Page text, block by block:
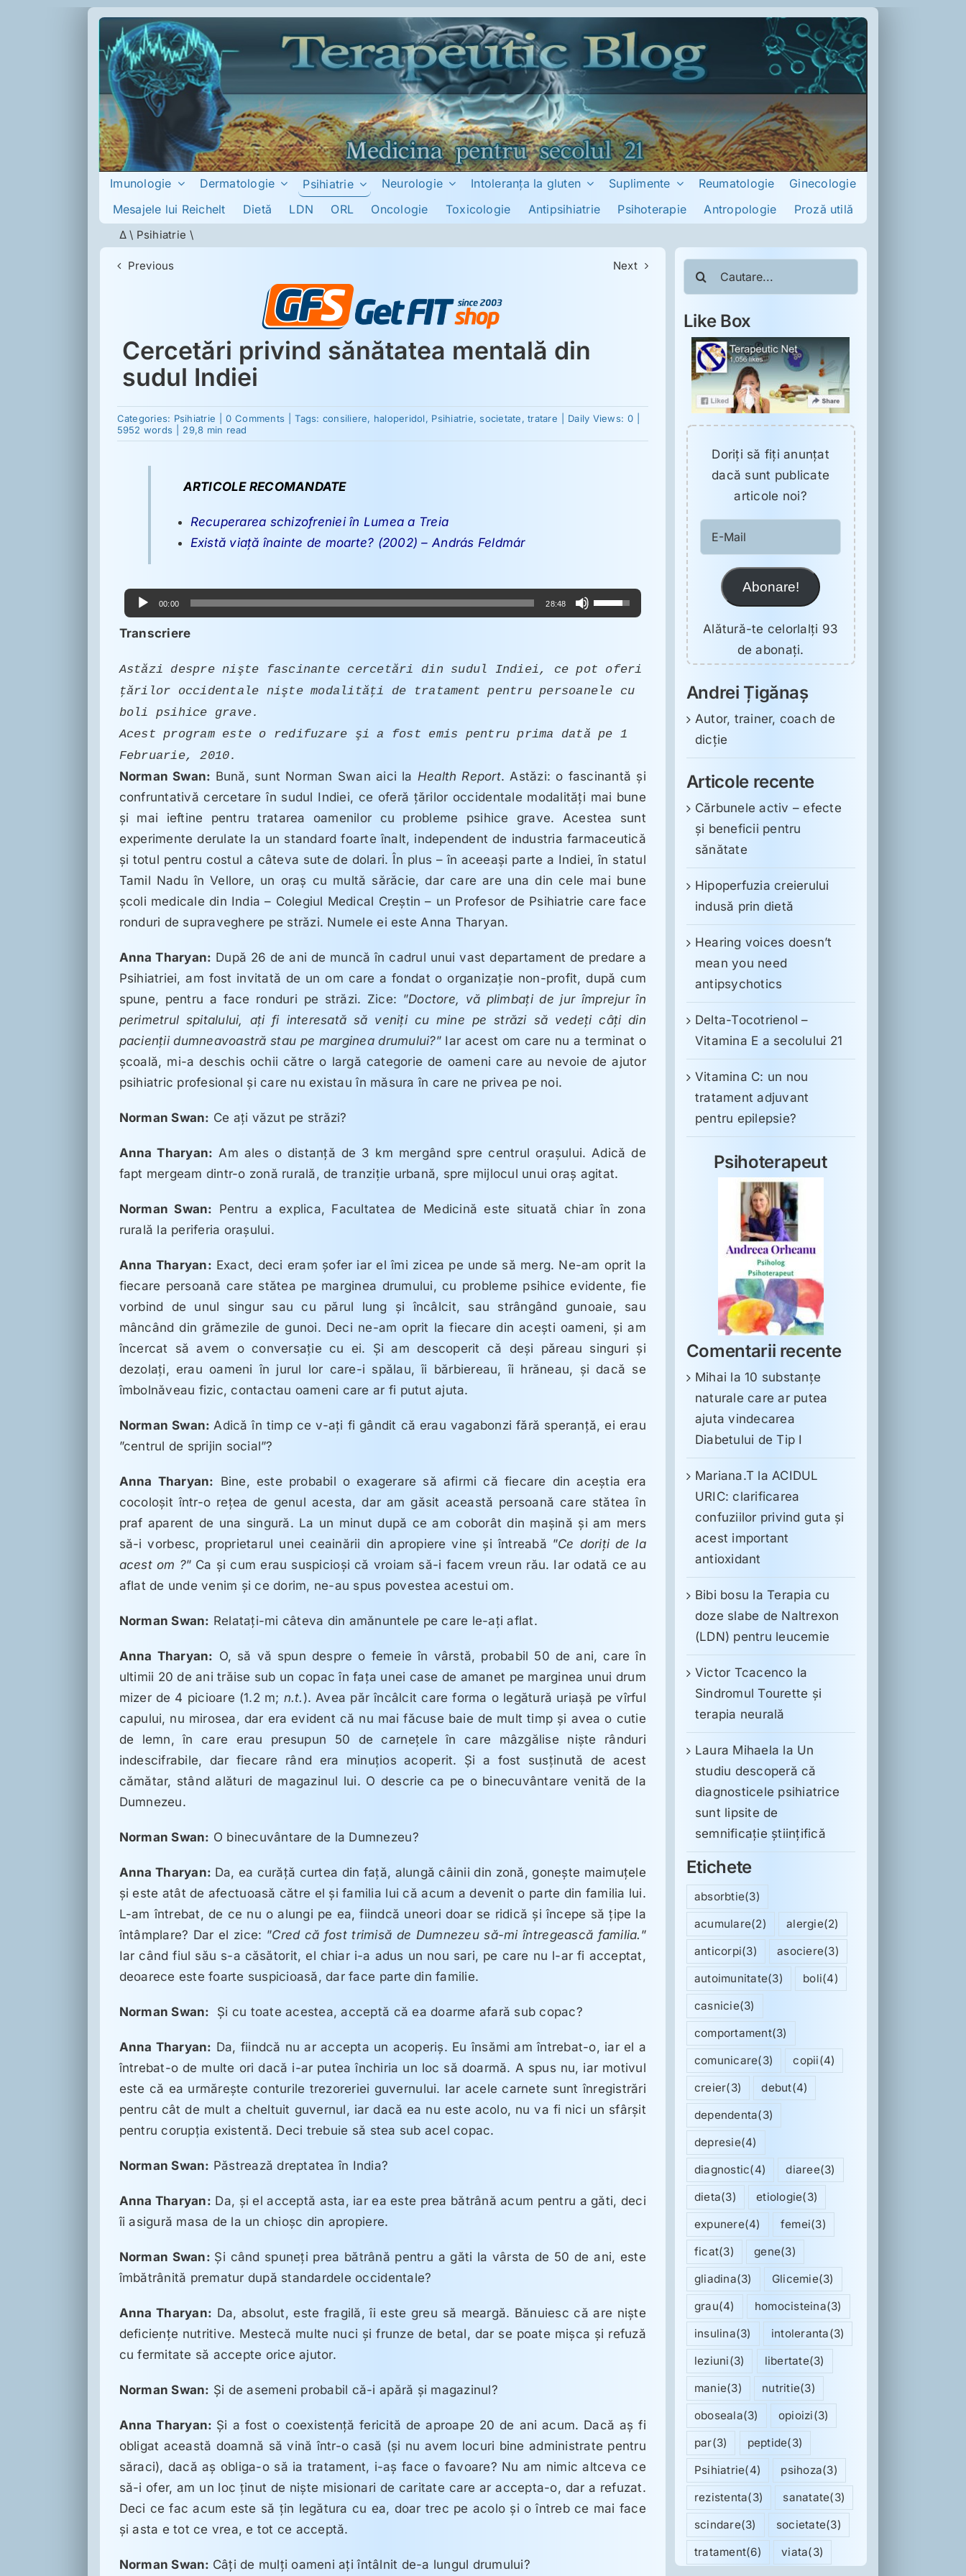
Imunologie Dermatologie Psihiatrie Neurologie Intoleranţa la gluten Suplimente Reumatologie
Ginecologie
Mesajele lui Reichelt
Dietă LDN ORL Oncologie Toxicologie Antipsihiatrie Psihoterapie Antropologie Proză utilă
Δ \ Psihiatrie \
Previous Next
Cercetări privind sănătatea mentală din
sudul Indiei
Categories: Psihiatrie 0 Comments on
sudul
Tags: consiliere, haloperidol, Psihiatrie, societate,tratare Daily Views: 0
5952 words
29,8 min read
ARTICOLE RECOMANDATE
Recuperarea schizofreniei în Lumea a Treia
Există viaţă înainte de moarte? (2002) – András Feldmár
Player
audio
00:00 28:48
Folosește
tastele
sus/jos
pentru
sau
volumul.
Transcriere
Astăzi despre nişte fascinante cercetări din sudul Indiei, ce pot oferi
ţărilor occidentale nişte modalităţi de tratament pentru persoanele cu
boli psihice grave.
Acest program este o redifuzare şi a fost emis pentru prima dată pe 1
Februarie, 2010.
Norman Swan: Bună, sunt Norman Swan aici la Health Report. Astăzi: o fascinantă şi
confruntativă cercetare în sudul Indiei, ce oferă ţărilor occidentale modalităţi mai bune
şi mai ieftine pentru tratarea oamenilor cu probleme psihice grave. Acestea sunt
experimente derulate la un standard foarte înalt, independent de industria farmaceutică
şi totul pentru costul a câteva sute de dolari. În plus – în aceeaşi parte a Indiei, în statul
Tamil Nadu în Vellore, un oraş cu multă sărăcie, dar care are una din cele mai bune
şcoli medicale din India – Colegiul Medical Creştin – un Profesor de Psihiatrie care face
ronduri de supraveghere pe străzi. Numele ei este Anna Tharyan.
Anna Tharyan: După 26 de ani de muncă în cadrul unui vast departament de predare a
Psihiatriei, am fost invitată de un om care a fondat o organizaţie non-profit, după cum
spune, pentru a face ronduri pe străzi. Zice: ”Doctore, vă plimbaţi de jur împrejur în
perimetrul spitalului, aţi fi interesată să veniţi cu mine pe străzi să vedeţi câţi din
pacienţii dumneavoastră stau pe marginea drumului?” Iar acest om care nu a terminat o
şcoală, mi-a deschis ochii către o largă categorie de oameni care au nevoie de ajutor
psihiatric profesional şi care nu existau în măsura în care ne privea pe noi.
Norman Swan: Ce aţi văzut pe străzi?
Anna Tharyan: Am ales o distanţă de 3 km mergând spre centrul oraşului. Adică de
fapt mergeam dintr-o zonă rurală, de tranziţie urbană, spre mijlocul unui oraş agitat.
Norman Swan: Pentru a explica, Facultatea de Medicină este situată chiar în zona
rurală la periferia oraşului.
Anna Tharyan: Exact, deci eram şofer iar el îmi zicea pe unde să merg. Ne-am oprit la
fiecare persoană care stătea pe marginea drumului, cu probleme psihice evidente, fie
vorbind de unul singur sau cu părul lung şi încâlcit, sau strângând gunoaie, sau
mâncând din grămezile de gunoi. Deci ne-am oprit la fiecare din aceşti oameni, şi am
încercat să avem o conversaţie cu ei. Şi am descoperit că deşi păreau singuri şi
dezolaţi, erau oameni în jurul lor care-i spălau, îi bărbiereau, îi hrăneau, şi dacă se
îmbolnăveau fizic, contactau oameni care ar fi putut ajuta.
Norman Swan: Adică în timp ce v-aţi fi gândit că erau vagabonzi fără speranţă, ei erau
”centrul de sprijin social”?
Anna Tharyan: Bine, este probabil o exagerare să afirmi că fiecare din aceştia era
cocoloşit într-o reţea de genul acesta, dar am găsit această persoană care stătea în
praf aparent de una singură. La un minut după ce am coborât din maşină şi am mers
să-i vorbesc, proprietarul unei ceainării din apropiere vine şi întreabă ”Ce doriţi de la
acest om ?” Ca şi cum erau suspicioşi că vroiam să-i facem vreun rău. Iar odată ce au
aflat de unde venim şi ce dorim, ne-au spus povestea acestui om.
Norman Swan: Relataţi-mi câteva din amănuntele pe care le-aţi aflat.
Anna Tharyan: O, să vă spun despre o femeie în vârstă, probabil 50 de ani, care în
ultimii 20 de ani trăise sub un copac în faţa unei case de amanet pe marginea unui drum
mizer de 4 picioare (1.2 m; n.t. ). Avea păr încâlcit care forma o legătură uriaşă pe vîrful
capului, nu mirosea, dar era evident că nu mai făcuse baie de mult timp şi avea o cutie
de lemn, în care erau presupun 50 de carneţele în care mâzgălise nişte rânduri
indescifrabile, dar fiecare rând era minuţios acoperit. Şi a fost susţinută de acest
cămătar, stând alături de magazinul lui. O descrie ca pe o binecuvântare venită de la
Dumnezeu.
Norman Swan: O binecuvântare de la Dumnezeu?
Anna Tharyan: Da, ea curăţă curtea din faţă, alungă câinii din zonă, goneşte maimuţele
şi este atât de afectuoasă către el şi familia lui că acum a devenit o parte din familia lui.
L-am întrebat, de ce nu o alungi pe ea, fiindcă uneori doar se ridică şi începe să ţipe la
întâmplare? Dar el zice: ”Cred că fost trimisă de Dumnezeu să-mi întregească familia. ”
Iar când fiul său s-a căsătorit, el chiar i-a adus un nou sari, pe care nu l-ar fi acceptat,
deoarece este foarte suspicioasă, dar face parte din familie.
Norman Swan: Şi cu toate acestea, acceptă că ea doarme afară sub copac?
Anna Tharyan: Da, fiindcă nu ar accepta un acoperiş. Eu însămi am întrebat-o, iar el a
întrebat-o de multe ori dacă i-ar putea închiria un loc să doarmă. A spus nu, iar motivul
este că ea urmăreşte conturile trezoreriei guvernului. Iar acele carnete sunt înregistrări
pentru cât de mult a cheltuit guvernul, iar dacă ea nu este acolo, nu va fi nici un sfârşit
pentru corupţia existentă. Deci trebuie să stea sub acel copac.
Norman Swan: Păstrează dreptatea în India?
Anna Tharyan: Da, şi el acceptă asta, iar ea este prea bătrână acum pentru a găti, deci
îi asigură masa de la un chioşc din apropiere.
Norman Swan: Şi când spuneţi prea bătrână pentru a găti la vârsta de 50 de ani, este
îmbătrânită prematur după standardele occidentale?
Anna Tharyan: Da, absolut, este fragilă, îi este greu să meargă. Bănuiesc că are nişte
deficienţe nutritive. Mestecă multe nuci şi frunze de betal, dar se poate mişca şi refuză
cu fermitate să accepte orice ajutor.
Norman Swan: Şi de asemeni probabil că-i apără şi magazinul?
Anna Tharyan: Şi a fost o coexistenţă fericită de aproape 20 de ani acum. Dacă aş fi
obligat această doamnă să vină într-o casă (şi nu avem locuri bine administrate pentru
săraci), dacă aş obliga-o să ia tratament, i-aş face o favoare? Nu am nimic altceva ce
să-i ofer, am un loc ţinut de nişte misionari de caritate care ar accepta-o, dar a refuzat.
Deci ce fac acum este să ţin legătura cu ea, doar trec pe acolo şi o întreb ce mai face
şi asta e tot ce vrea, e tot ce acceptă.
Norman Swan: Câţi de mulţi oameni aţi întâlnit de-a lungul drumului?
Like Box
Doriţi să fiţi anunţat
dacă sunt publicate
articole noi?
Mail
Abonare!
Alătură-te celorlalți 93
de abonați.
Andrei Țigănaș
Autor, trainer, coach de
dicție
Articole recente
Cărbunele activ – efecte
și beneficii pentru
sănătate
Hipoperfuzia creierului
indusă prin dietă
Hearing voices doesn’t
mean you need
antipsychotics
Delta-Tocotrienol –
Vitamina E a secolului 21
Vitamina C: un nou
tratament adjuvant
pentru epilepsie?
Psihoterapeut
Comentarii recente
Mihai la10 substanţe
naturale care ar putea
ajuta vindecarea
Diabetului de Tip I
Mariana.T la ACIDUL
URIC: clarificarea
confuziilor privind guta și
acest important
antioxidant
Bibi bosu laTerapia cu
doze slabe de Naltrexon
(LDN) pentru leucemie
Victor Tcacenco la
Sindromul Tourette şi
terapia neurală
Laura Mihaela la Un
studiu descoperă că
diagnosticele psihiatrice
sunt lipsite de
semnificație științifică
Etichete
absorbtie(3)
acumulare(2) alergie(2)
anticorpi(3) asociere(3)
autoimunitate(3) boli(4)
casnicie(3)
comportament(3)
comunicare(3) copii(4)
creier(3) debut(4)
dependenta(3)
depresie(4)
diagnostic(4) diaree(3)
dieta(3) etiologie(3)
expunere(4) femei(3)
ficat(3) gene(3)
gliadina(3) Glicemie(3)
grau(4) homocisteina(3)
insulina(3) intoleranta(3)
leziuni(3) libertate(3)
manie(3) nutritie(3)
oboseala(3) opioizi(3)
par(3) peptide(3)
Psihiatrie(4) psihoza(3)
rezistenta(3) sanatate(3)
scindare(3) societate(3)
tratament(6) viata(3)